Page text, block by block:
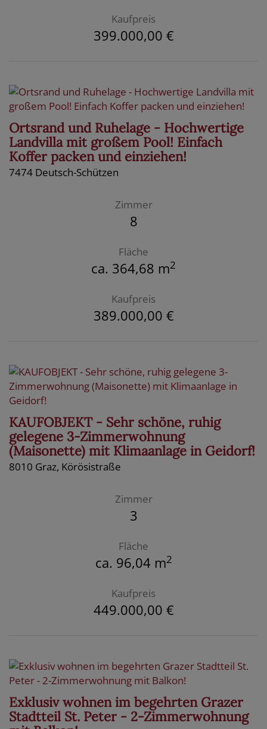
Kaufpreis
399.000,00 €
Ortsrand und Ruhelage - Hochwertige
Landvilla mit großem Pool! Einfach
Koffer packen und einziehen!
7474 Deutsch-Schützen
Zimmer
8
Fläche
ca. 364,68 m2
Kaufpreis
389.000,00 €
KAUFOBJEKT - Sehr schöne, ruhig
gelegene 3-Zimmerwohnung
(Maisonette) mit Klimaanlage in Geidorf!
8010 Graz, Körösistraße
Zimmer
3
Fläche
ca. 96,04 m2
Kaufpreis
449.000,00 €
Exklusiv wohnen im begehrten Grazer
Stadtteil St. Peter - 2-Zimmerwohnung